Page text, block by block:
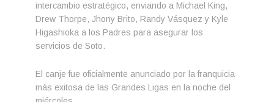
intercambio estratégico, enviando a Michael King,
Drew Thorpe, Jhony Brito, Randy Vásquez y Kyle
Higashioka a los Padres para asegurar los
servicios de Soto.
El canje fue oficialmente anunciado por la franquicia
más exitosa de las Grandes Ligas en la noche del